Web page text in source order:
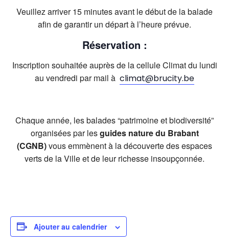
Veuillez arriver 15 minutes avant le début de la balade
afin de garantir un départ à l’heure prévue.
Réservation :
Inscription souhaitée auprès de la cellule Climat du lundi
au vendredi par mail à climat@brucity.be
Chaque année, les balades “patrimoine et biodiversité”
organisées par lesguides nature du Brabant
(CGNB)vous emmènent à la découverte des espaces
verts de la Ville et de leur richesse insoupçonnée.
Ajouter au calendrier